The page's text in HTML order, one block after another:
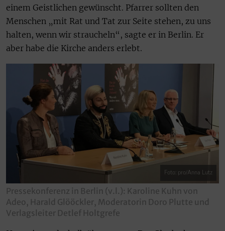
einem Geistlichen gewünscht. Pfarrer sollten den
Menschen „mit Rat und Tat zur Seite stehen, zu uns
halten, wenn wir straucheln“, sagte er in Berlin. Er
aber habe die Kirche anders erlebt.
Foto: pro/Anna Lutz
Pressekonferenz in Berlin (v.l.): Karoline Kuhn von
Adeo, Harald Glööckler, Moderatorin Doro Plutte und
Verlagsleiter Detlef Holtgrefe